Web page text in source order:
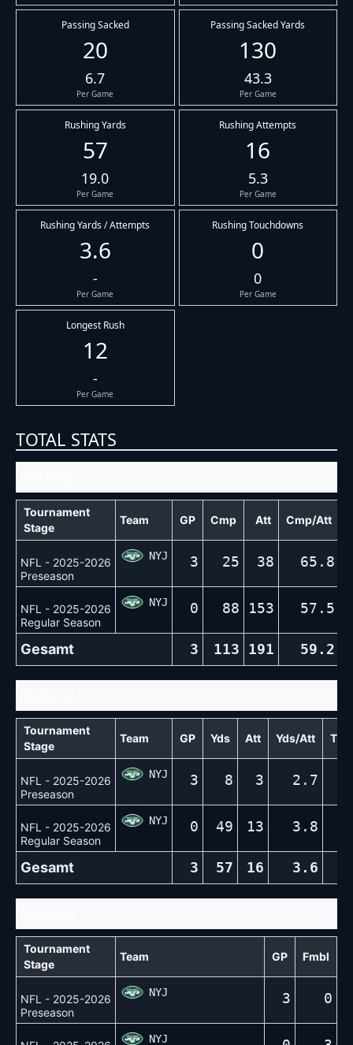
Passing Sacked
20
6.7
Per Game
Passing Sacked Yards
130
43.3
Per Game
Rushing Yards
57
19.0
Per Game
Rushing Attempts
16
5.3
Per Game
Rushing Yards / Attempts
3.6
-
Per Game
Rushing Touchdowns
0
0
Per Game
Longest Rush
12
-
Per Game
TOTAL STATS
Tournament
Stage
Team GP Cmp Att Cmp/Att
NFL - 2025-2026
Preseason
NYJ 3 25 38 65.8
NFL - 2025-2026
Regular Season
NYJ 0 88 153 57.5
Gesamt 3 113 191 59.2
Tournament
Stage
Team GP Yds Att Yds/Att TD
NFL - 2025-2026
Preseason
NYJ 3 8 3 2.7
NFL - 2025-2026
Regular Season
NYJ 0 49 13 3.8
Gesamt 3 57 16 3.6
Tournament
Stage
Team GP Fmbl
NFL - 2025-2026
Preseason
NYJ 3 0
NYJ